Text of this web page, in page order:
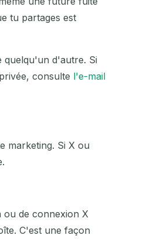
tu partages est
quelqu'un d'autre. Si
consulte l'e-mail
marketing. Si X ou
ou de connexion X
C'est une façon